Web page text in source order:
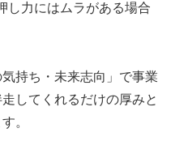
し力にはムラがある場合
持ち・未来志向」で事業
してくれるだけの厚みと
。